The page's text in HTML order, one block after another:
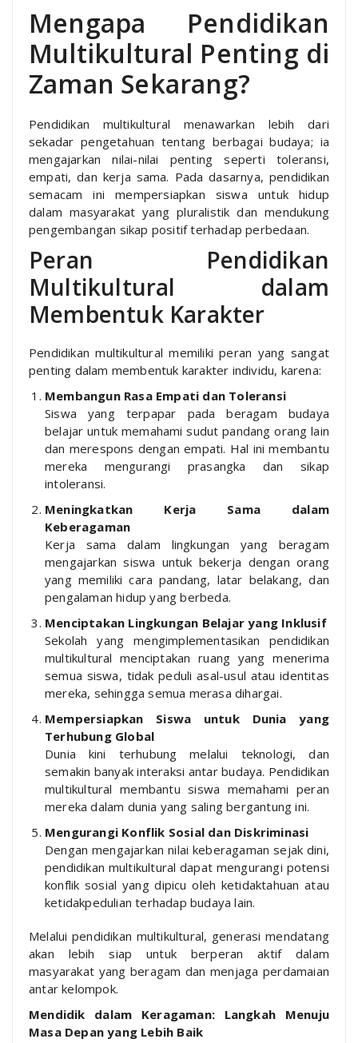
Mengapa Pendidikan
Multikultural Penting di
Zaman Sekarang?
Pendidikan multikultural menawarkan lebih dari
sekadar pengetahuan tentang berbagai budaya; ia
mengajarkan nilai-nilai penting seperti toleransi,
empati, dan kerja sama. Pada dasarnya, pendidikan
semacam ini mempersiapkan siswa untuk hidup
dalam masyarakat yang pluralistik dan mendukung
pengembangan sikap positif terhadap perbedaan.
Peran Pendidikan
Multikultural dalam
Membentuk Karakter
Pendidikan multikultural memiliki peran yang sangat
penting dalam membentuk karakter individu, karena:
Membangun Rasa Empati dan Toleransi
Siswa yang terpapar pada beragam budaya
belajar untuk memahami sudut pandang orang lain
dan merespons dengan empati. Hal ini membantu
mereka mengurangi prasangka dan sikap
intoleransi.
Meningkatkan Kerja Sama dalam
Keberagaman
Kerja sama dalam lingkungan yang beragam
mengajarkan siswa untuk bekerja dengan orang
yang memiliki cara pandang, latar belakang, dan
pengalaman hidup yang berbeda.
Menciptakan Lingkungan Belajar yang Inklusif
Sekolah yang mengimplementasikan pendidikan
multikultural menciptakan ruang yang menerima
semua siswa, tidak peduli asal-usul atau identitas
mereka, sehingga semua merasa dihargai.
Mempersiapkan Siswa untuk Dunia yang
Terhubung Global
Dunia kini terhubung melalui teknologi, dan
semakin banyak interaksi antar budaya. Pendidikan
multikultural membantu siswa memahami peran
mereka dalam dunia yang saling bergantung ini.
Mengurangi Konflik Sosial dan Diskriminasi
Dengan mengajarkan nilai keberagaman sejak dini,
pendidikan multikultural dapat mengurangi potensi
konflik sosial yang dipicu oleh ketidaktahuan atau
ketidakpedulian terhadap budaya lain.
Melalui pendidikan multikultural, generasi mendatang
akan lebih siap untuk berperan aktif dalam
masyarakat yang beragam dan menjaga perdamaian
antar kelompok.
Mendidik dalam Keragaman: Langkah Menuju
Masa Depan yang Lebih Baik